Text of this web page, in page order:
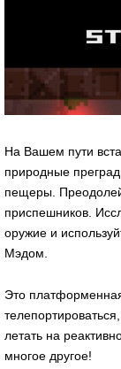
На Вашем пути
природные
пещеры.
приспешников.
оружие и
Мэдом.
Это
летать на
многое другое!